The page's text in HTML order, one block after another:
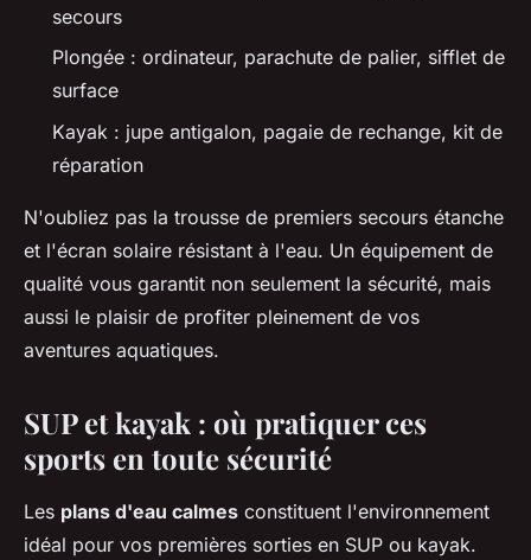
secours
Plongée : ordinateur, parachute de palier, sifflet de
surface
Kayak : jupe antigalon, pagaie de rechange, kit de
réparation
N'oubliez pas la trousse de premiers secours étanche
et l'écran solaire résistant à l'eau. Un équipement de
qualité vous garantit non seulement la sécurité, mais
aussi le plaisir de profiter pleinement de vos
aventures aquatiques.
SUP et kayak : où pratiquer ces
sports en toute sécurité
Les plans d'eau calmes constituent l'environnement
idéal pour vos premières sorties en SUP ou kayak.